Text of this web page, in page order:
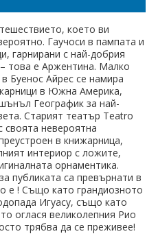
което ви
Гаучоси в пампата и
гарнирани с най-добрия
това е Аржентина. Малко
Буенос Айрес се намира
в Южна Америка,
Географик за най-
Старият театър Teatro
своята невероятна
в книжарница,
интериор с ложите,
орнаментика.
публиката са превърнати в
е ! Също като грандиозното
Игуасу, също като
оглася великолепния Рио
трябва да се преживее!